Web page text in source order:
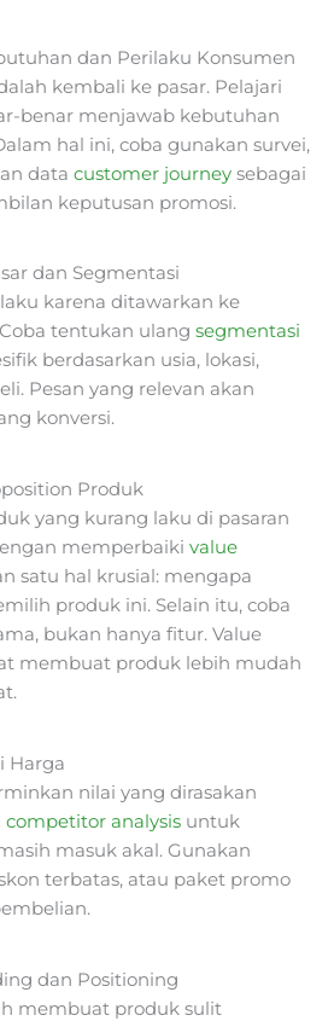
dan Perilaku Konsumen
kembali ke pasar. Pelajari
benar menjawab kebutuhan
hal ini, coba gunakan survei,
data customer journey sebagai
keputusan promosi.
dan Segmentasi
karena ditawarkan ke
tentukan ulang segmentasi
berdasarkan usia, lokasi,
Pesan yang relevan akan
konversi.
Produk
yang kurang laku di pasaran
memperbaiki value
satu hal krusial: mengapa
produk ini. Selain itu, coba
bukan hanya fitur. Value
membuat produk lebih mudah
Harga
nilai yang dirasakan
competitor analysis untuk
masuk akal. Gunakan
terbatas, atau paket promo
dan Positioning
membuat produk sulit